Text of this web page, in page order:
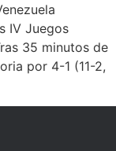
IV Juegos
35 minutos de
por 4-1 (11-2,